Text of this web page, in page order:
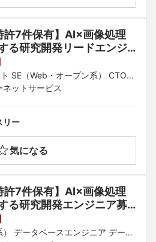
許7件保有】AI×画像処理
る研究開発リードエンジ
SE（Web・オープン系） CTO・
ットサービス
リー
気になる
許7件保有】AI×画像処理
る研究開発エンジニア募
データベースエンジニア データ